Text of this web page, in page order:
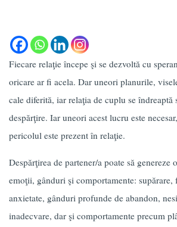
Fiecare relaţie începe şi se dezvoltă cu
oricare ar fi acela. Dar uneori planurile,
cale diferită, iar relaţia de cuplu se îndreaptă
despărţire. Iar uneori acest lucru este
pericolul este prezent în relaţie.
Despărţirea de partener/a poate să genereze
emoţii, gânduri şi comportamente:
anxietate, gânduri profunde de abandon,
inadecvare, dar şi comportamente precum